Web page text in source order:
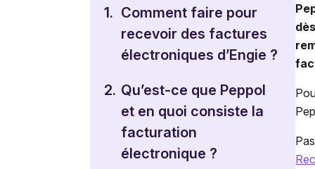
1. Comment faire pour
recevoir des factures
électroniques d’Engie ?
2. Qu’est-ce que Peppol
et en quoi consiste la
facturation
électronique ?